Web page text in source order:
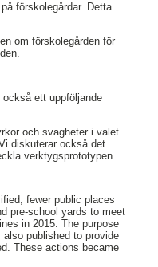
förskolegårdar. Detta
om förskolegården för
ett uppföljande
och svagheter i valet
diskuterar också det
verktygsprototypen.
fewer public places
pre-school yards to meet
in 2015. The purpose
published to provide
These actions became